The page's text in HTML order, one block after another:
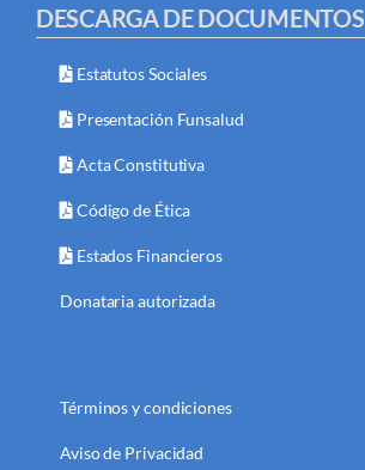
DESCARGA DE DOCUMENTOS
Estatutos Sociales
Presentación Funsalud
Acta Constitutiva
Código de Ética
Estados Financieros
Donataria autorizada
Términos y condiciones
Aviso de Privacidad